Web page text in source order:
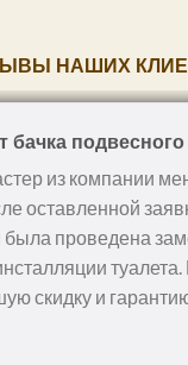
НАШИХ
бачка подвесного
из компании
оставленной
была проведена
скидку и